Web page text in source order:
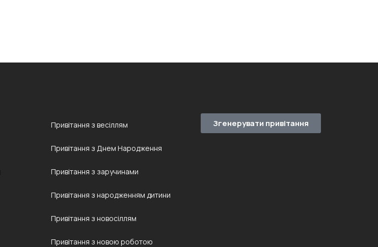
Привітання з весіллям
Привітання з Днем Народження
Привітання з заручинами
Привітання з народженням дитини
Привітання з новосіллям
Привітання з новою роботою
Згенерувати привітання